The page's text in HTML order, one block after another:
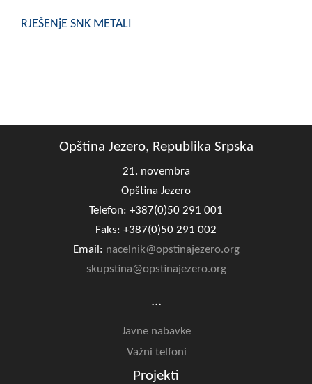
COVID 19
CIVILNA ZAŠTITA
RJEŠENjE SNK METALI
Opština Jezero, Republika Srpska
21. novembra
Opština Jezero
Telefon: +387(0)50 291 001
Faks: +387(0)50 291 002
Email: nacelnik@opstinajezero.org
skupstina@opstinajezero.org
...
Javne nabavke
Važni telfoni
Projekti